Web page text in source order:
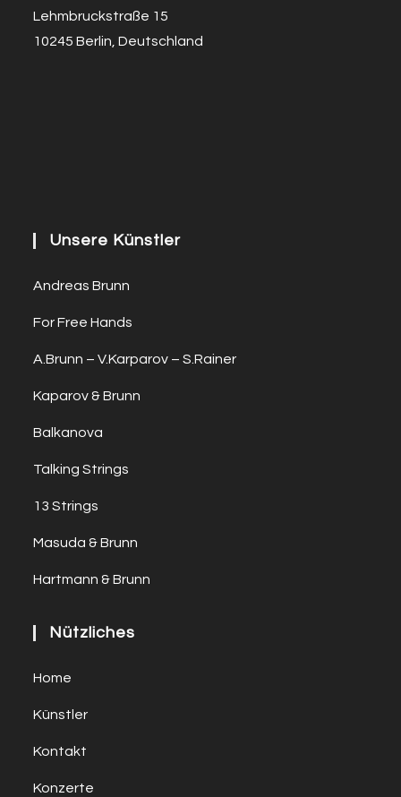
Lehmbruckstraße 15
10245 Berlin, Deutschland
Unsere Künstler
Andreas Brunn
For Free Hands
A.Brunn – V.Karparov – S.Rainer
Kaparov & Brunn
Balkanova
Talking Strings
13 Strings
Masuda & Brunn
Hartmann & Brunn
Nützliches
Home
Künstler
Kontakt
Konzerte